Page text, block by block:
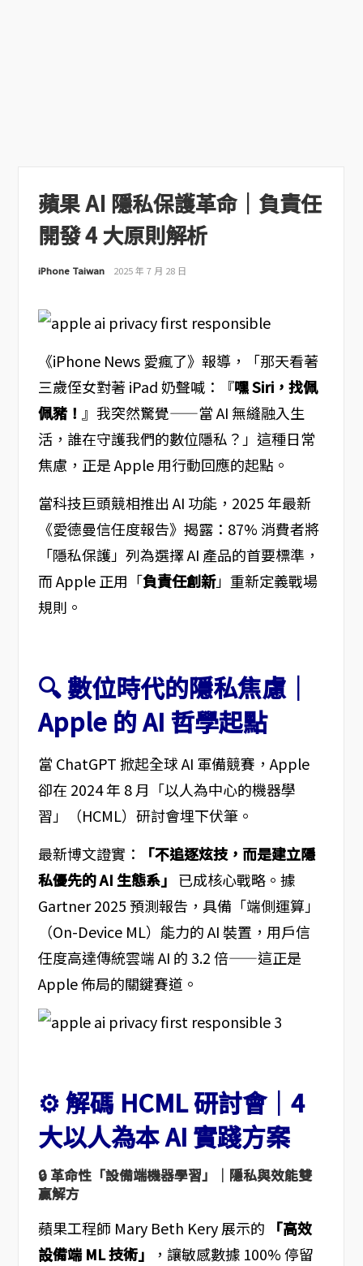
蘋果 AI 隱私保護革命｜負責任
開發 4 大原則解析
iPhone Taiwan 2025 年 7 月 28 日
《iPhone News 愛瘋了》報導，「那天看著
三歲侄女對著 iPad 奶聲喊：『嘿 Siri，找佩
佩豬！ 』我突然驚覺——當 AI 無縫融入生
活，誰在守護我們的數位隱私？」這種日常
焦慮，正是 Apple 用行動回應的起點。
當科技巨頭競相推出 AI 功能，2025 年最新
《愛德曼信任度報告》揭露：87% 消費者將
「隱私保護」列為選擇 AI 產品的首要標準，
而 Apple 正用「負責任創新」重新定義戰場
規則。
🔍 數位時代的隱私焦慮｜
Apple 的 AI 哲學起點
當 ChatGPT 掀起全球 AI 軍備競賽，Apple
卻在 2024 年 8 月「以人為中心的機器學
習」（HCML）研討會埋下伏筆。
最新博文證實：
「不追逐炫技，而是建立隱
私優先的 AI 生態系」 已成核心戰略。據
Gartner 2025 預測報告，具備「端側運算」
（On-Device ML）能力的 AI 裝置，用戶信
任度高達傳統雲端 AI 的 3.2 倍——這正是
Apple 佈局的關鍵賽道。
⚙️ 解碼 HCML 研討會｜4
大以人為本 AI 實踐方案
🔒 革命性「設備端機器學習」｜隱私與效能雙
贏解方
蘋果工程師 Mary Beth Kery 展示的
「高效
設備端 ML 技術」
，讓敏感數據 100% 停留